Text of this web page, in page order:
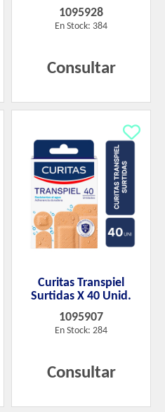
1095928
En Stock: 384
Consultar
Curitas Transpiel
Surtidas X 40 Unid.
1095907
En Stock: 284
Consultar